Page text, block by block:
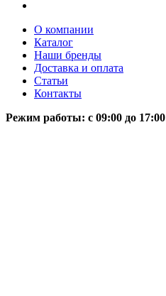
О компании
Каталог
Наши бренды
Доставка и оплата
Статьи
Контакты
Режим работы: c 09:00 до 17:00